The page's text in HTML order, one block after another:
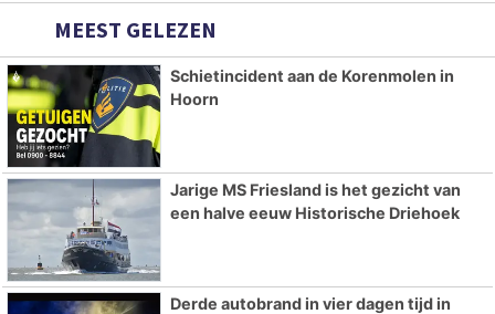
MEEST GELEZEN
Schietincident aan de Korenmolen in
Hoorn
Jarige MS Friesland is het gezicht van
een halve eeuw Historische Driehoek
Derde autobrand in vier dagen tijd in